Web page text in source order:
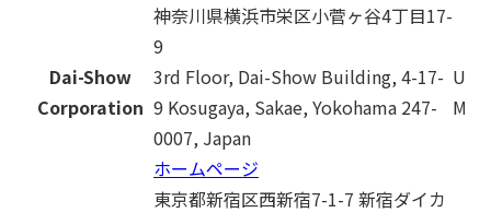
Dai-Show
Corporation
神奈川県横浜市栄区小菅ヶ谷4丁目17-
9
3rd Floor, Dai-Show Building, 4-17-
9 Kosugaya, Sakae, Yokohama 247-
0007, Japan
ホームページ
東京都新宿区西新宿7-1-7 新宿ダイカ